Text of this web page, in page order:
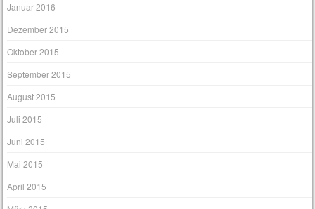
Januar 2016
Dezember 2015
Oktober 2015
September 2015
August 2015
Juli 2015
Juni 2015
Mai 2015
April 2015